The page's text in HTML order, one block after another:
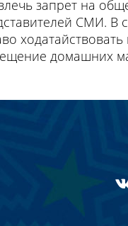
запрет на
СМИ. В
домашних